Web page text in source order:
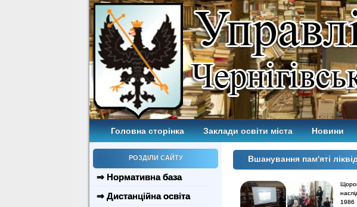
Головна сторінка Заклади освіти міста Новини
РОЗДІЛИ САЙТУ
⇒ Нормативна база
⇒ Дистанційна освіта
Вшанування пам'яті
1986